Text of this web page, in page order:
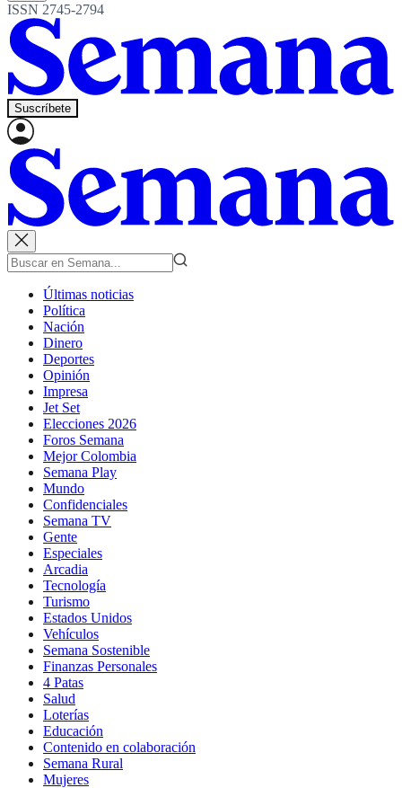
ISSN 2745-2794
Suscríbete
Últimas noticias
Política
Nación
Dinero
Deportes
Opinión
Impresa
Jet Set
Elecciones 2026
Foros Semana
Mejor Colombia
Semana Play
Mundo
Confidenciales
Semana TV
Gente
Especiales
Arcadia
Tecnología
Turismo
Estados Unidos
Vehículos
Semana Sostenible
Finanzas Personales
4 Patas
Salud
Loterías
Educación
Contenido en colaboración
Semana Rural
Mujeres